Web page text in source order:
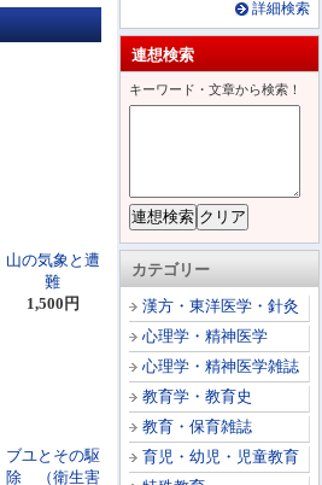
詳細検索
連想検索
キーワード・文章から検索！
カテゴリー
漢方・東洋医学・針灸
心理学・精神医学
心理学・精神医学雑誌
教育学・教育史
教育・保育雑誌
育児・幼児・児童教育
山の気象と遭
難
1,500円
ブユとその駆
除 （衛生害